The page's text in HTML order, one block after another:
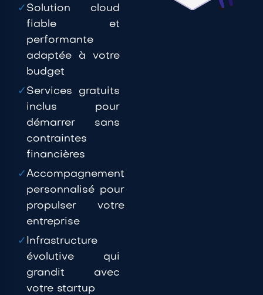
✓ Solution cloud
fiable et
performante
adaptée à votre
budget
✓ Services gratuits
inclus pour
démarrer sans
contraintes
financières
✓Accompagnement
personnalisé pour
propulser votre
entreprise
✓ Infrastructure
évolutive qui
grandit avec
votre startup